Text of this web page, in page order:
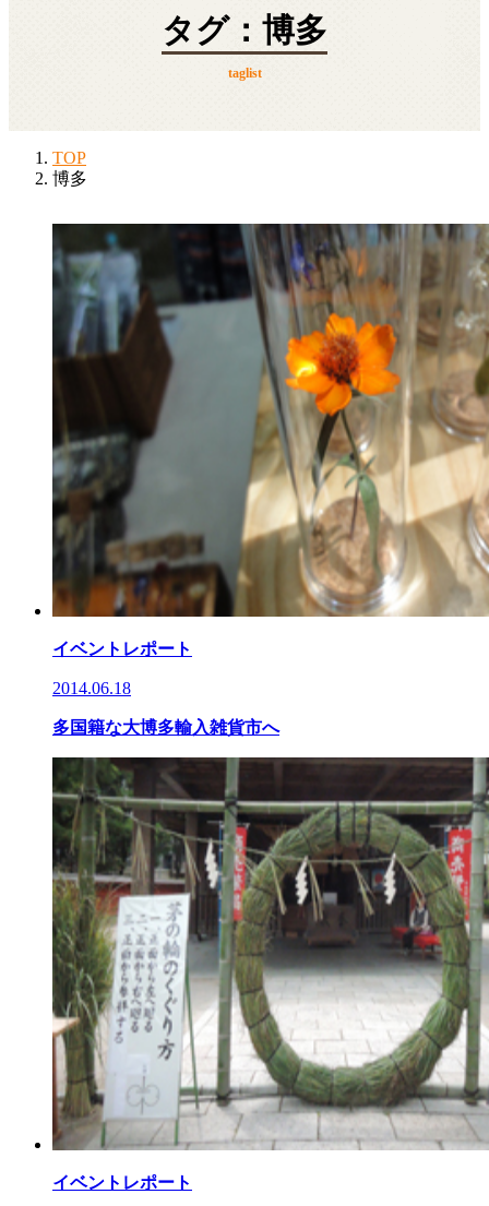
タグ：博多
taglist
TOP
博多
イベントレポート
2014.06.18
多国籍な大博多輸入雑貨市へ
イベントレポート